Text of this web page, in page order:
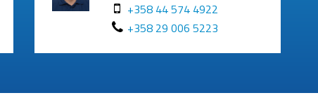
+358 44 574 4922
+358 29 006 5223